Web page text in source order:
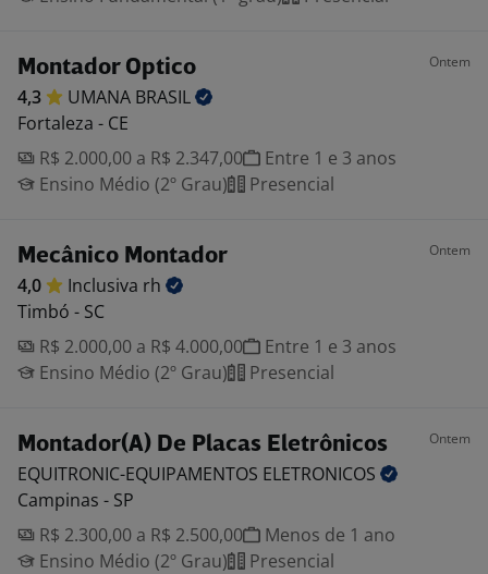
Montador Optico Ontem
4,3 UMANA BRASIL
Fortaleza - CE
R$ 2.000,00 a R$ 2.347,00
Entre 1 e 3 anos
Ensino Médio (2º Grau)
Presencial
Mecânico Montador Ontem
4,0 Inclusiva rh
Timbó - SC
R$ 2.000,00 a R$ 4.000,00
Entre 1 e 3 anos
Ensino Médio (2º Grau)
Presencial
Montador(A) De Placas Eletrônicos Ontem
EQUITRONIC-EQUIPAMENTOS ELETRONICOS
Campinas - SP
R$ 2.300,00 a R$ 2.500,00
Menos de 1 ano
Ensino Médio (2º Grau)
Presencial